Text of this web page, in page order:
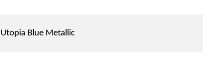
Utopia Blue Metallic